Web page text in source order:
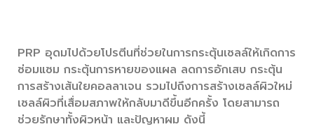
PRP อุดมไปด้วยโปรตีนที่ช่วยในการกระตุ้นเซลล์ให้เกิดการ
ซ่อมแซม กระตุ้นการหายของแผล ลดการอักเสบ กระตุ้น
การสร้างเส้นใยคอลลาเจน รวมไปถึงการสร้างเซลล์ผิวใหม่
เซลล์ผิวที่เสื่อมสภาพให้กลับมาดีขึ้นอีกครั้ง โดยสามารถ
ช่วยรักษาทั้งผิวหน้า และปัญหาผม ดังนี้